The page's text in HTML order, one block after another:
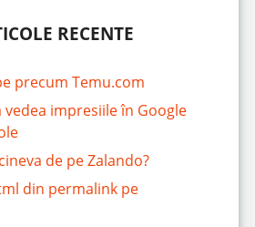
RECENTE
precum Temu.com
vedea impresiile în Google
de pe Zalando?
din permalink pe